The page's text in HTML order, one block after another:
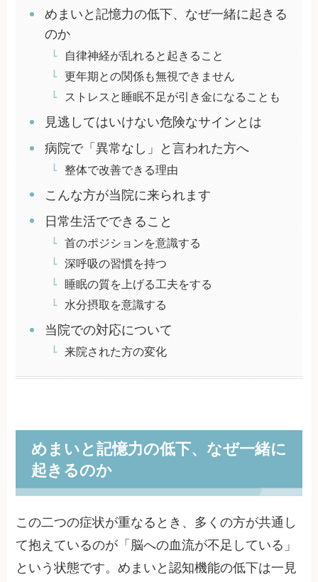
めまいと記憶力の低下、なぜ一緒に起きる
のか
自律神経が乱れると起きること
更年期との関係も無視できません
ストレスと睡眠不足が引き金になることも
見逃してはいけない危険なサインとは
病院で「異常なし」と言われた方へ
整体で改善できる理由
こんな方が当院に来られます
日常生活でできること
首のポジションを意識する
深呼吸の習慣を持つ
睡眠の質を上げる工夫をする
水分摂取を意識する
当院での対応について
来院された方の変化
めまいと記憶力の低下、なぜ一緒に
起きるのか
この二つの症状が重なるとき、多くの方が共通し
て抱えているのが「脳への血流が不足している」
という状態です。めまいと認知機能の低下は一見